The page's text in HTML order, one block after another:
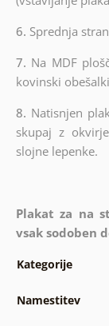
6. Sprednja
7. Na MDF
kovinski
8. Natisnjen
skupaj z
slojne lepenke.
Plakat za na
vsak sodoben
Kategorije
Namestitev